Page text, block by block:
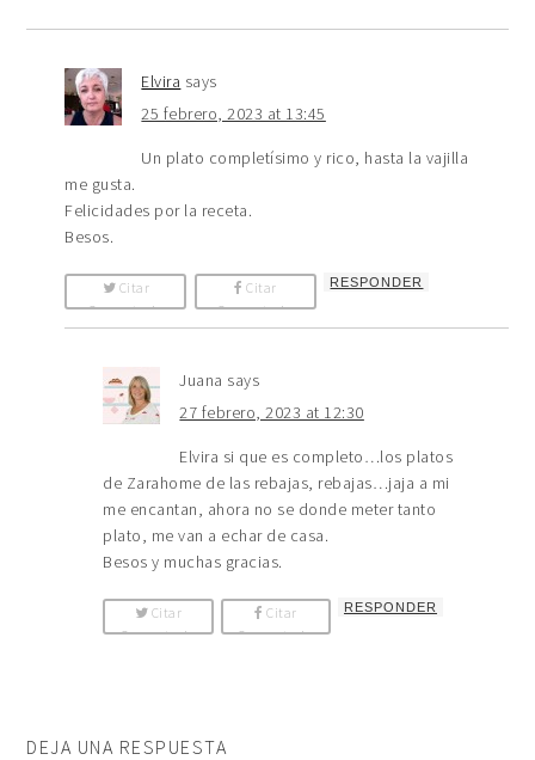
Elvira says
25 febrero, 2023 at 13:45
Un plato completísimo y rico, hasta la vajilla
me gusta.
Felicidades por la receta.
Besos.
Citar
Comentario
Citar
Comentario
RESPONDER
Juana says
27 febrero, 2023 at 12:30
Elvira si que es completo…los platos
de Zarahome de las rebajas, rebajas…jaja a mi
me encantan, ahora no se donde meter tanto
plato, me van a echar de casa.
Besos y muchas gracias.
Citar
Comentario
Citar
Comentario
RESPONDER
DEJA UNA RESPUESTA